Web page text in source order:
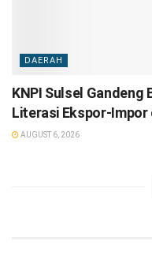
DAERAH
KNPI Sulsel Gandeng
Literasi Ekspor-Impor
AUGUST 6, 2026